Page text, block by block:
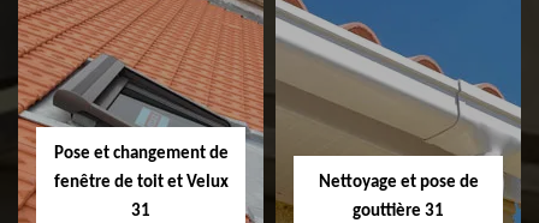
Couvreur 31
Etanchéité de
faitage et faitière
31
Pose et changement de
fenêtre de toit et Velux
31
Nettoyage et pose de
gouttière 31